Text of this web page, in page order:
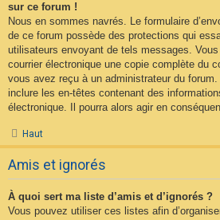
sur ce forum !
Nous en sommes navrés. Le formulaire
de ce forum possède des protections qui
utilisateurs envoyant de tels messages.
courrier électronique une copie complète du
vous avez reçu à un administrateur du
inclure les en-têtes contenant des
électronique. Il pourra alors agir en
Haut
Amis et ignorés
À quoi sert ma liste d’amis et d’ignorés ?
Vous pouvez utiliser ces listes afin